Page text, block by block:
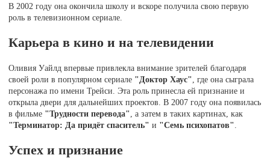
В 2002 году она окончила школу и вскоре получила свою первую
роль в телевизионном сериале.
Карьера в кино и на телевидении
Оливия Уайлд впервые привлекла внимание зрителей благодаря
своей роли в популярном сериале "Доктор Хаус" , где она сыграла
персонажа по имени Трейси. Эта роль принесла ей признание и
открыла двери для дальнейших проектов. В 2007 году она появилась
в фильме "Трудности перевода" , а затем в таких картинах, как
"Терминатор: Да придёт спаситель" и "Семь психопатов"
Успех и признание